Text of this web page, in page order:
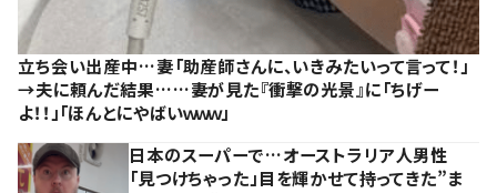
立ち会い出産中…妻「助産師さんに、いきみたいって言って！」
→夫に頼んだ結果……妻が見た『衝撃の光景』に「ちげー
よ！！」「ほんとにやばいｗｗｗ」
日本のスーパーで…オーストラリア人男性
「見つけちゃった」目を輝かせて持ってきた”ま